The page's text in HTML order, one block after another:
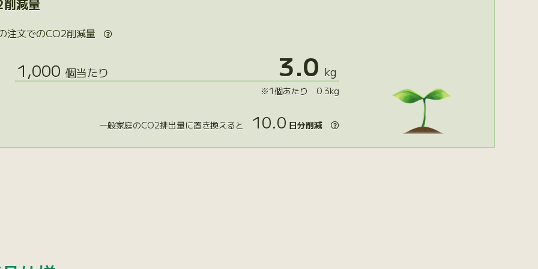
削減量
注文でのCO2削減量 
1,000 個当たり 3.0 kg
※1個あたり 0.3kg
一般家庭のCO2排出量に置き換えると 10.0 日分削減 